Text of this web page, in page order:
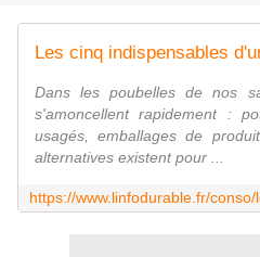
Dans les poubelles de nos
s'amoncellent rapidement :
usagés, emballages de
alternatives existent pour ...